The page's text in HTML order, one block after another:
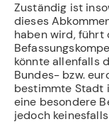
Zuständig ist
dieses
haben wird, führt
könnte allenfalls
Bundes- bzw.
bestimmte Stadt
eine besondere
jedoch